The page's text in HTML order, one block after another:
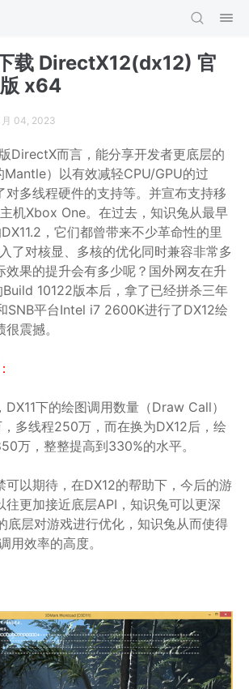
载 DirectX12(dx12) 官
x64
月 04, 2023
DirectX而言，能分享开发者更底层的
Mantle）以有效减轻CPU/GPU的过
对多线程硬件的支持等。并宣布支持移
机Xbox One。在过去，知识兔从最早
，它们都曾带来不少革命性的里
了对核显、多核的优化同时兼容非常多
效果的提升会有多少呢？国外网友在升
10122版本后，拿了已经拼杀三年
SNB平台Intel i7 2600K进行了DX12绘
震撼。
下的绘图调用数量（Draw Call）
多线程250万，而在换为DX12后，绘
万，整整提高到330%的水平。
可以期待，在DX12的帮助下，今后的游
往更加接近底层API，知识兔可以更深
底层对游戏进行优化，知识兔从而使得
用效率的高度。